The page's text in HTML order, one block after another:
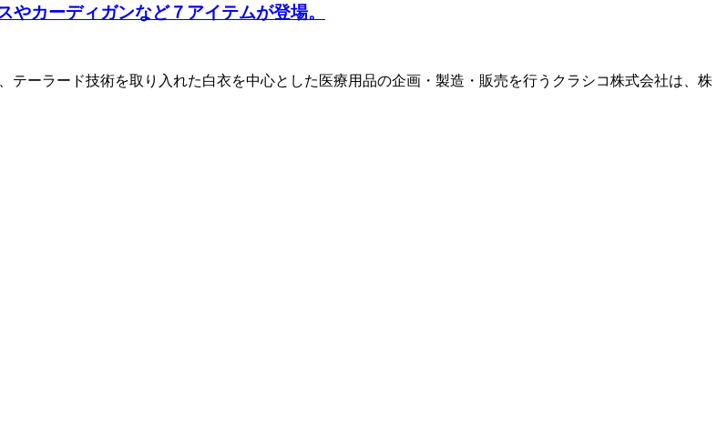
カーディガンなど７アイテムが登場。
テーラード技術を取り入れた白衣を中心とした医療用品の企画・製造・販売を行うクラシコ株式会社は、株